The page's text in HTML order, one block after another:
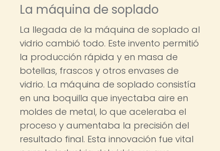
La máquina de soplado
La llegada de la máquina de soplado al
vidrio cambió todo. Este invento permitió
la producción rápida y en masa de
botellas, frascos y otros envases de
vidrio. La máquina de soplado consistía
en una boquilla que inyectaba aire en
moldes de metal, lo que aceleraba el
proceso y aumentaba la precisión del
resultado final. Esta innovación fue vital